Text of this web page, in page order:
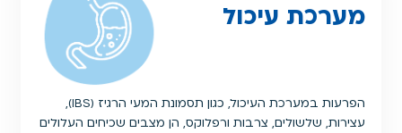
מערכת עיכול
הפרעות במערכת העיכול, כגון תסמונת המעי הרגיז (IBS),
עצירות, שלשולים, צרבות ורפלוקס, הן מצבים שכיחים העלולים